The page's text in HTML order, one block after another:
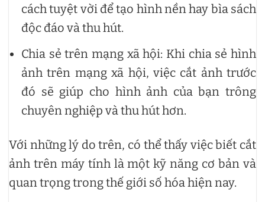
cách tuyệt vời để tạo hình nền hay bìa sách
độc đáo và thu hút.
Chia sẻ trên mạng xã hội: Khi chia sẻ hình
ảnh trên mạng xã hội, việc cắt ảnh trước
đó sẽ giúp cho hình ảnh của bạn trông
chuyên nghiệp và thu hút hơn.
Với những lý do trên, có thể thấy việc biết cắt
ảnh trên máy tính là một kỹ năng cơ bản và
quan trọng trong thế giới số hóa hiện nay.